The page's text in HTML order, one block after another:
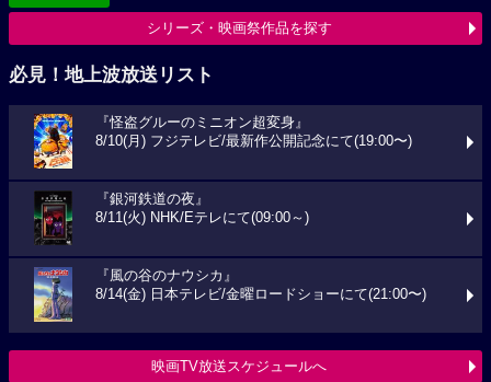
シリーズ・映画祭作品を探す
必見！地上波放送リスト
『怪盗グルーのミニオン超変身』
8/10(月) フジテレビ/最新作公開記念にて(19:00〜)
『銀河鉄道の夜』
8/11(火) NHK/Eテレにて(09:00～)
『風の谷のナウシカ』
8/14(金) 日本テレビ/金曜ロードショーにて(21:00〜)
映画TV放送スケジュールへ